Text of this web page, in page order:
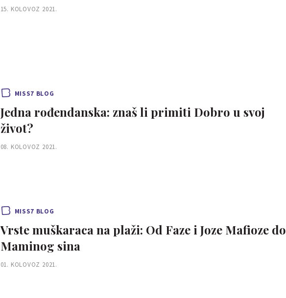
15. KOLOVOZ 2021.
MISS7 BLOG
Jedna rođendanska: znaš li primiti Dobro u svoj
život?
08. KOLOVOZ 2021.
MISS7 BLOG
Vrste muškaraca na plaži: Od Faze i Joze Mafioze do
Maminog sina
01. KOLOVOZ 2021.